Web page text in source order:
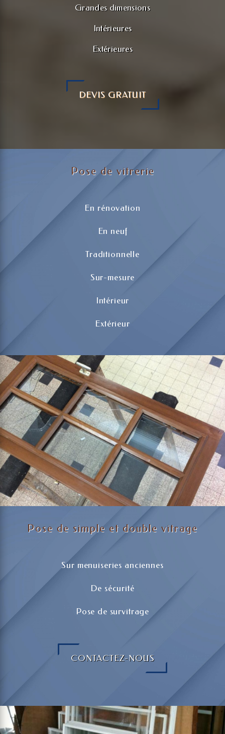
Grandes dimensions
Intérieures
Extérieures
DEVIS GRATUIT
Pose de vitrerie
En rénovation
En neuf
Traditionnelle
Sur-mesure
Intérieur
Extérieur
Pose de simple et double vitrage
Sur menuiseries anciennes
De sécurité
Pose de survitrage
CONTACTEZ-NOUS